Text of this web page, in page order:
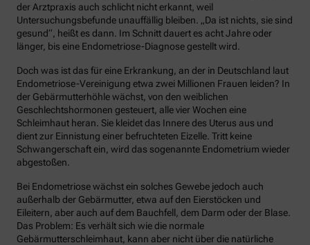
der Arztpraxis auch schlicht nicht erkannt, weil
Untersuchungsbefunde unauffällig bleiben. „Da ist nichts, sie sind
gesund“, heißt es dann. Im Schnitt dauert es acht Jahre oder
länger, bis eine Endometriose-Diagnose gestellt wird.
Doch was ist das für eine Erkrankung, an der in Deutschland laut
Endometriose-Vereinigung etwa zwei Millionen Frauen leiden? In
der Gebärmutterhöhle wächst, von den weiblichen
Geschlechtshormonen gesteuert, alle vier Wochen eine
Schleimhaut heran. Sie kleidet das Innere des Uterus aus und
dient zur Einnistung einer befruchteten Eizelle. Tritt keine
Schwangerschaft ein, wird das sogenannte Endometrium wieder
abgestoßen.
Bei Endometriose wächst ein solches Gewebe jedoch auch
außerhalb der Gebärmutter, etwa auf den Eierstöcken und
Eileitern, aber auch auf dem Bauchfell, dem Darm oder der Blase.
Das Problem: Es verhält sich wie die normale
Gebärmutterschleimhaut, kann aber nicht über die natürliche